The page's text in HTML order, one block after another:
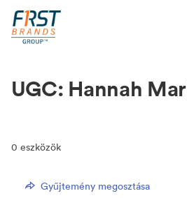
UGC: Hannah
0 eszközök
Gyűjtemény megosztása